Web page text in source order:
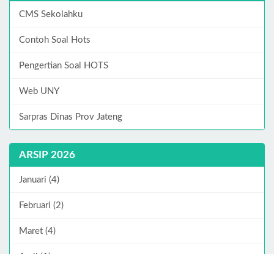
CMS Sekolahku
Contoh Soal Hots
Pengertian Soal HOTS
Web UNY
Sarpras Dinas Prov Jateng
ARSIP 2026
Januari (4)
Februari (2)
Maret (4)